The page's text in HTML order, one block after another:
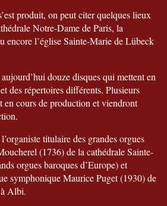
produit, on peut citer quelques lieux
Notre-Dame de Paris, la
encore l’église Sainte-Marie de Lübeck
douze disques qui mettent en
des répertoires différents. Plusieurs
en cours de production et viendront
titulaire des grandes orgues
(1736) de la cathédrale Sainte-
orgues baroques d’Europe) et
symphonique Maurice Puget (1930) de
Albi.